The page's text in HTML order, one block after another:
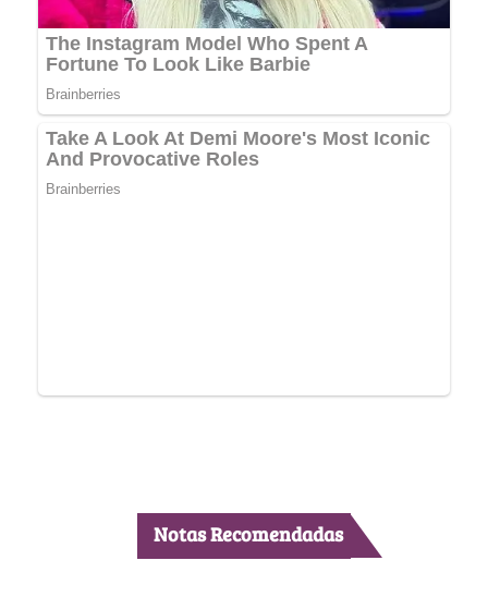
Notas Recomendadas